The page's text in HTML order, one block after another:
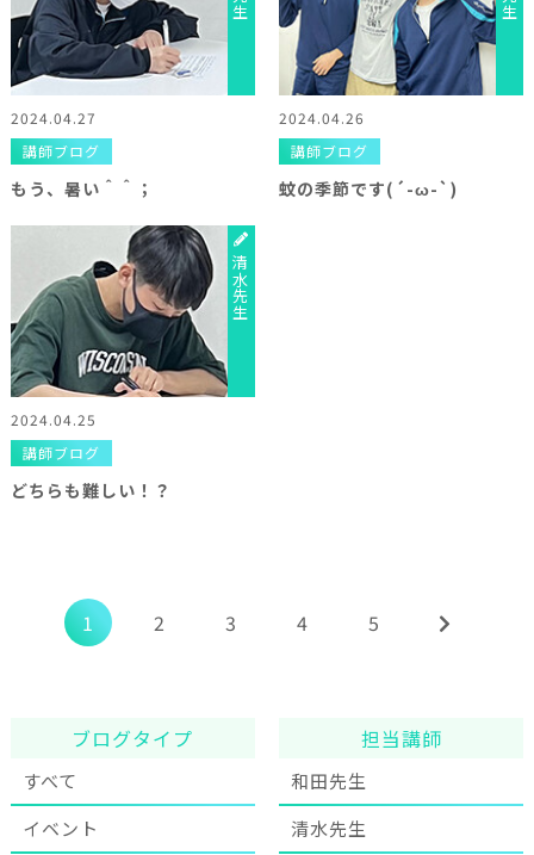
2024.04.27
講師ブログ
もう、暑い＾＾；
2024.04.26
講師ブログ
蚊の季節です(´-ω-`)
清水先生
2024.04.25
講師ブログ
どちらも難しい！？
1 2 3 4 5
ブログタイプ
すべて
イベント
担当講師
和田先生
清水先生